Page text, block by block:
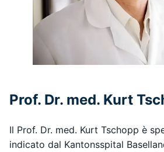
Prof. Dr. med. Kurt
Il Prof. Dr. med. Kurt Tschopp è
indicato dal Kantonsspital